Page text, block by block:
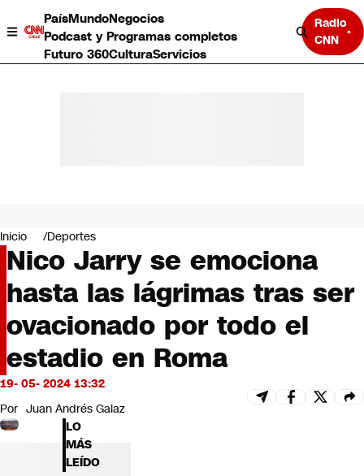
PaísMundoNegocios
Podcast y Programas completos
Futuro 360CulturaServicios
Radio
CNN
Negocios
Deportes
Programas completos
Cultura
Servicios
Bits
CNN tiempo
Futuro 360
Inicio Deportes
Nico Jarry se emociona
hasta las lágrimas tras ser
ovacionado por todo el
estadio en Roma
19- 05- 2024 13:32
Por Juan Andrés Galaz
LO
MÁS
LEÍDO